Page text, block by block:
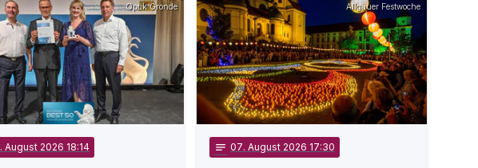
Optik Gronde
. August 2026 18:14
Allgäuer Festwoche
notes 07. August 2026 17:30